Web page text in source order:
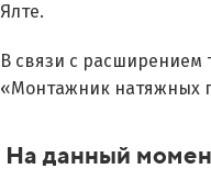
Ялте.
В связи с расширением
«Монтажник натяжных
На данный